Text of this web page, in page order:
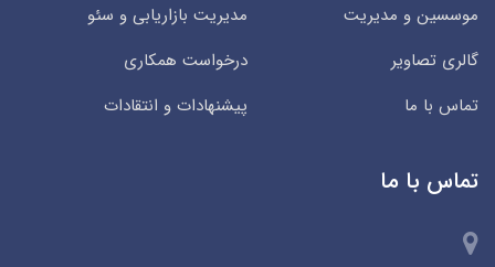
موسسین و مدیریت
مدیریت بازاریابی و سئو
گالری تصاویر
درخواست همکاری
تماس با ما
پیشنهادات و انتقادات
تماس با ما